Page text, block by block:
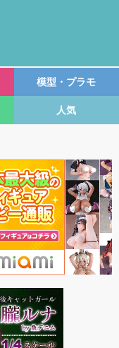
模型・プラモ
人気